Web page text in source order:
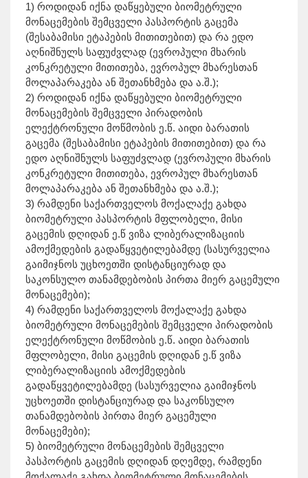
1) როდიდან იქნა დაწყებული ბიომეტრული
მონაცემების შემცველი პასპორტის გაცემა
(შესაბამისი ეტაპების მითითებით) და რა ედო
აღნიშნულს საფუძვლად (ევროპული მხარის
კონკრეტული მითითება, ევროპულ მხარესთან
მოლაპარაკება ან შეთანხმება და ა.შ.);
2) როდიდან იქნა დაწყებული ბიომეტრული
მონაცემების შემცველი პირადობის
ელექტრონული მოწმობის ე.წ. აიდი ბარათის
გაცემა (შესაბამისი ეტაპების მითითებით) და რა
ედო აღნიშნულს საფუძვლად (ევროპული მხარის
კონკრეტული მითითება, ევროპულ მხარესთან
მოლაპარაკება ან შეთანხმება და ა.შ.);
3) რამდენი საქართველოს მოქალაქე გახდა
ბიომეტრული პასპორტის მფლობელი, მისი
გაცემის დღიდან ე.წ ვიზა ლიბერალიზაციის
ამოქმედების გადაწყვეტილებამდე (სასურველია
გაიმიჯნოს უცხოეთში დისტანციურად და
საკონსულო თანამდებობის პირთა მიერ გაცემული
მონაცემები);
4) რამდენი საქართველოს მოქალაქე გახდა
ბიომეტრული მონაცემების შემცველი პირადობის
ელექტრონული მოწმობის ე.წ. აიდი ბარათის
მფლობელი, მისი გაცემის დღიდან ე.წ ვიზა
ლიბერალიზაციის ამოქმედების
გადაწყვეტილებამდე (სასურველია გაიმიჯნოს
უცხოეთში დისტანციურად და საკონსულო
თანამდებობის პირთა მიერ გაცემული
მონაცემები);
5) ბიომეტრული მონაცემების შემცველი
პასპორტის გაცემის დღიდან დღემდე, რამდენი